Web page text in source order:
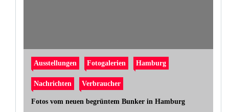
Ausstellungen Fotogalerien Hamburg
Nachrichten Verbraucher
Fotos vom neuen begrüntem Bunker in Hamburg